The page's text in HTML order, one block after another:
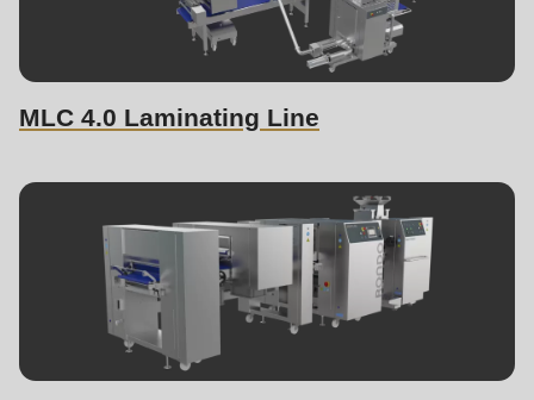
MLC 4.0 Laminating Line